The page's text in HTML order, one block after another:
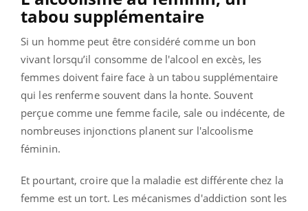
tabou supplémentaire
Si un homme peut être considéré comme un bon
vivant lorsqu’il consomme de l'alcool en excès, les
femmes doivent faire face à un tabou supplémentaire
qui les renferme souvent dans la honte. Souvent
perçue comme une femme facile, sale ou indécente, de
nombreuses injonctions planent sur l'alcoolisme
féminin.
Et pourtant, croire que la maladie est différente chez la
femme est un tort. Les mécanismes d'addiction sont les